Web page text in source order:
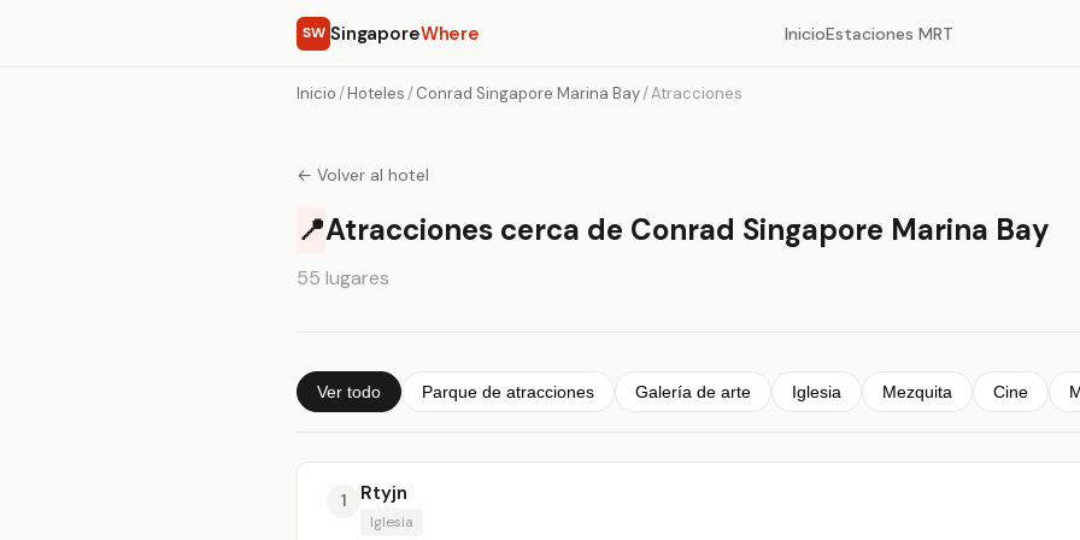
SW SingaporeWhere InicioEstaciones MRT
Inicio /Hoteles /Conrad Singapore Marina Bay/Atracciones
← Volver al hotel
📍Atracciones cerca de Conrad Singapore Marina Bay
55 lugares
Ver todo Parque de atracciones Galería de arte Iglesia Mezquita Cine
1 Rtyjn
Iglesia